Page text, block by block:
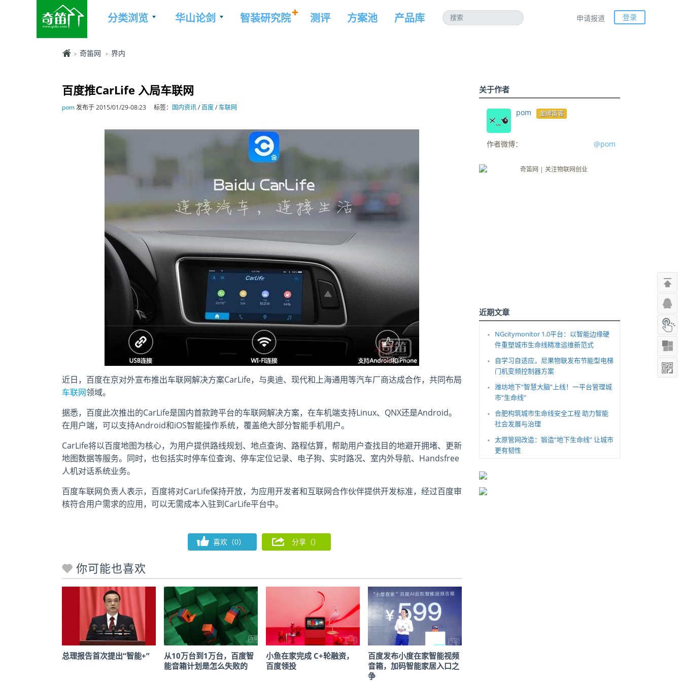
分类浏览 华山论剑 智装研究院 测评 方案池 产品库 申请报道 登录
奇笛网 界内
百度推CarLife 入局车联网
pom发布于 2015/01/29-08:23 标签： 国内资讯/百度/车联网
近日，百度在京对外宣布推出车联网解决方案CarLife，与奥迪、现代和上海通用等汽车厂商达成合作，共同布局
车联网领域。
据悉，百度此次推出的CarLife是国内首款跨平台的车联网解决方案，在车机端支持Linux、QNX还是Android。
在用户端，可以支持Android和iOS智能操作系统，覆盖绝大部分智能手机用户。
CarLife将以百度地图为核心，为用户提供路线规划、地点查询、路程估算，帮助用户查找目的地避开拥堵、更新
地图数据等服务。同时，也包括实时停车位查询、停车定位记录、电子狗、实时路况、室内外导航、Handsfree
人机对话系统业务。
百度车联网负责人表示，百度将对CarLife保持开放，为应用开发者和互联网合作伙伴提供开发标准，经过百度审
核符合用户需求的应用，可以无需成本入驻到CarLife平台中。
喜欢（0） 分享（）
你可能也喜欢
总理报告首次提出“智能+”
从10万台到1万台，百度智
能音箱计划是怎么失败的
小鱼在家完成 C+轮融资，
百度领投
百度发布小度在家智能视频
音箱，加码智能家居入口之
争
关于作者
pom 金牌笛客
作者微博： @pom
近期文章
NGcitymonitor 1.0平台：以智能边缘硬
件重塑城市生命线精准运维新范式
自学习自适应，尼果物联发布节能型电梯
门机变频控制器方案
潍坊地下“智慧大脑”上线！一平台管理城
市“生命线”
合肥构筑城市生命线安全工程 助力智能
社会发展与治理
太原管网改造：锻造“地下生命线” 让城市
更有韧性